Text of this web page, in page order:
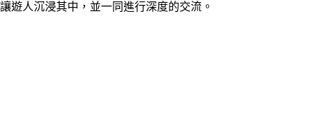
讓遊人沉浸其中，並一同進行深度的交流。